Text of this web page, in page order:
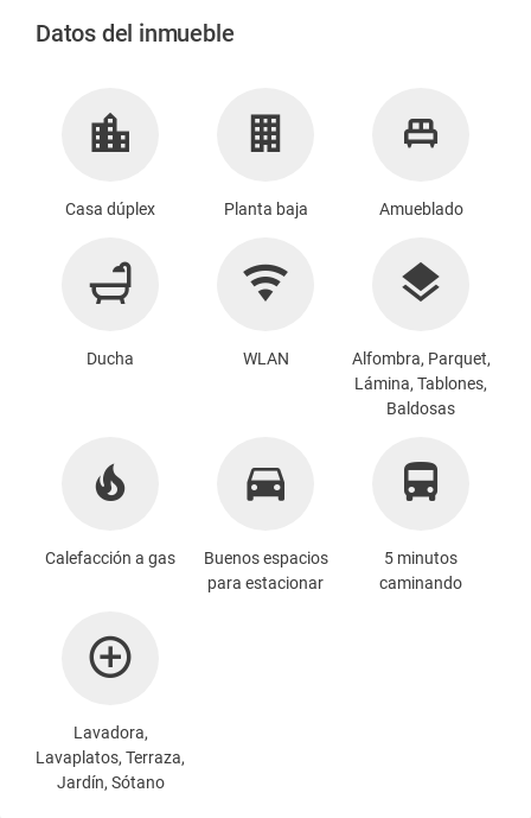
Datos del inmueble
Casa dúplex Planta baja Amueblado
Ducha WLAN
Alfombra, Parquet,
Lámina, Tablones,
Baldosas
Calefacción a gas
Buenos espacios
para estacionar
5 minutos
caminando
Lavadora,
Lavaplatos, Terraza,
Jardín, Sótano